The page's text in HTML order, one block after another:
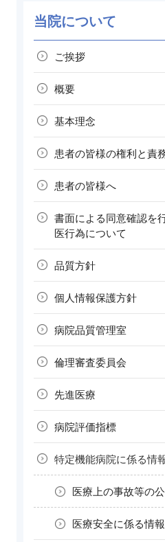
当院について
ご挨拶
概要
基本理念
患者の皆様の権利と責
患者の皆様へ
書面による同意確認を
医行為について
品質方針
個人情報保護方針
病院品質管理室
倫理審査委員会
先進医療
病院評価指標
特定機能病院に係る情
医療上の事故等の
医療安全に係る情